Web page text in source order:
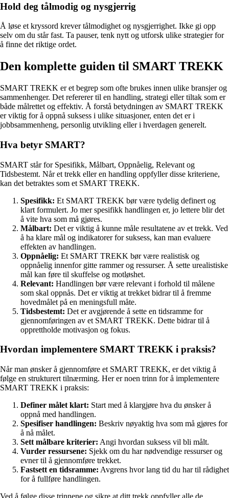
Hold deg tålmodig og nysgjerrig
Å løse et kryssord krever tålmodighet og nysgjerrighet. Ikke gi opp
selv om du står fast. Ta pauser, tenk nytt og utforsk ulike strategier for
å finne det riktige ordet.
Den komplette guiden til SMART TREKK
SMART TREKK er et begrep som ofte brukes innen ulike bransjer og
sammenhenger. Det refererer til en handling, strategi eller tiltak som er
både målrettet og effektiv. Å forstå betydningen av SMART TREKK
er viktig for å oppnå suksess i ulike situasjoner, enten det er i
jobbsammenheng, personlig utvikling eller i hverdagen generelt.
Hva betyr SMART?
SMART står for Spesifikk, Målbart, Oppnåelig, Relevant og
Tidsbestemt. Når et trekk eller en handling oppfyller disse kriteriene,
kan det betraktes som et SMART TREKK.
Spesifikk: Et SMART TREKK bør være tydelig definert og
klart formulert. Jo mer spesifikk handlingen er, jo lettere blir det
å vite hva som må gjøres.
Målbart: Det er viktig å kunne måle resultatene av et trekk. Ved
å ha klare mål og indikatorer for suksess, kan man evaluere
effekten av handlingen.
Oppnåelig: Et SMART TREKK bør være realistisk og
oppnåelig innenfor gitte rammer og ressurser. Å sette urealistiske
mål kan føre til skuffelse og motløshet.
Relevant: Handlingen bør være relevant i forhold til målene
som skal oppnås. Det er viktig at trekket bidrar til å fremme
hovedmålet på en meningsfull måte.
Tidsbestemt: Det er avgjørende å sette en tidsramme for
gjennomføringen av et SMART TREKK. Dette bidrar til å
opprettholde motivasjon og fokus.
Hvordan implementere SMART TREKK i praksis?
Når man ønsker å gjennomføre et SMART TREKK, er det viktig å
følge en strukturert tilnærming. Her er noen trinn for å implementere
SMART TREKK i praksis:
Definer målet klart: Start med å klargjøre hva du ønsker å
oppnå med handlingen.
Spesifiser handlingen: Beskriv nøyaktig hva som må gjøres for
å nå målet.
Sett målbare kriterier: Angi hvordan suksess vil bli målt.
Vurder ressursene: Sjekk om du har nødvendige ressurser og
evner til å gjennomføre trekket.
Fastsett en tidsramme: Avgrens hvor lang tid du har til rådighet
for å fullføre handlingen.